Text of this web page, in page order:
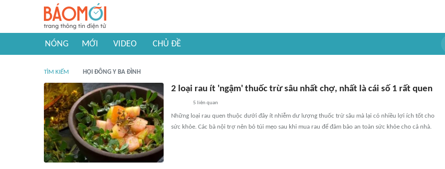
NÓNG MỚI VIDEO CHỦ ĐỀ
TÌM KIẾM HỘI ĐÔNG Y BA ĐÌNH
2 loại rau ít 'ngậm' thuốc trừ sâu nhất chợ, nhất là cái số 1 rất quen
5 liên quan
Những loại rau quen thuộc dưới đây ít nhiễm dư lượng thuốc trừ sâu mà lại có nhiều lợi ích tốt cho
sức khỏe. Các bà nội trợ nên bỏ túi mẹo sau khi mua rau để đảm bảo an toàn sức khỏe cho cả nhà.